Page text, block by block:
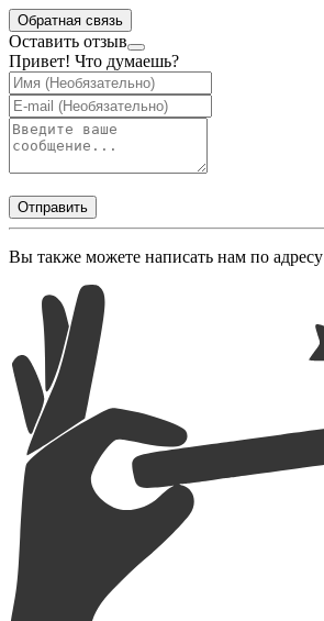
Обратная связь
Оставить отзыв
Привет! Что думаешь?
Отправить
Вы также можете написать нам по адресу